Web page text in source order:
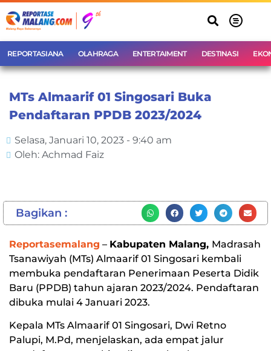
REPORTASIANA OLAHRAGA ENTERTAIMENT DESTINASI
MTs Almaarif 01 Singosari Buka
Pendaftaran PPDB 2023/2024
Selasa, Januari 10, 2023 - 9:40 am
Oleh: Achmad Faiz
Bagikan :
Reportasemalang – Kabupaten Malang, Madrasah
Tsanawiyah (MTs) Almaarif 01 Singosari kembali
membuka pendaftaran Penerimaan Peserta Didik
Baru (PPDB) tahun ajaran 2023/2024. Pendaftaran
dibuka mulai 4 Januari 2023.
Kepala MTs Almaarif 01 Singosari, Dwi Retno
Palupi, M.Pd, menjelaskan, ada empat jalur